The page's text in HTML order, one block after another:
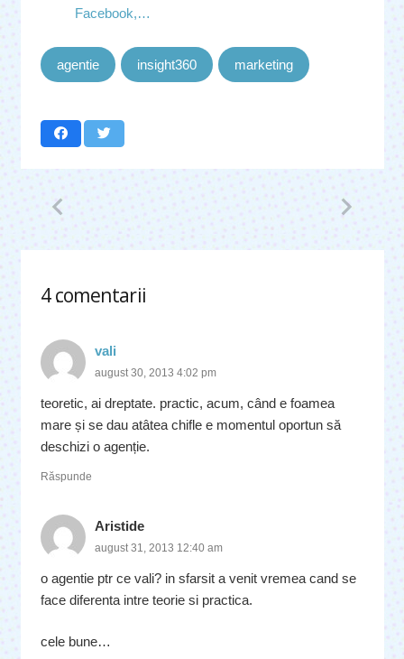
Facebook,…
agentie insight360 marketing
4comentarii
.
vali
august 30, 2013 4:02 pm
teoretic, ai dreptate. practic, acum, când e foamea
mare și se dau atâtea chifle e momentul oportun să
deschizi o agenție.
Răspunde
Aristide
august 31, 2013 12:40 am
o agentie ptr ce vali? in sfarsit a venit vremea cand se
face diferenta intre teorie si practica.
cele bune…